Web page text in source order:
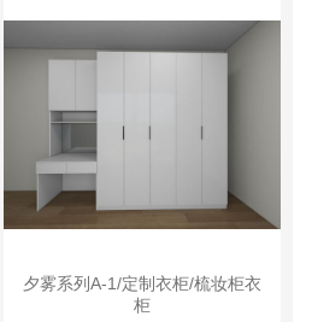
夕雾系列A-1/定制衣柜/梳妆柜衣
柜